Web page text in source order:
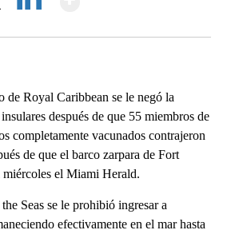
Royal Caribbean se le negó la
después de que 55 miembros de
completamente vacunados contrajeron
de que el barco zarpara de Fort
el Miami Herald.
Seas se le prohibió ingresar a
efectivamente en el mar hasta